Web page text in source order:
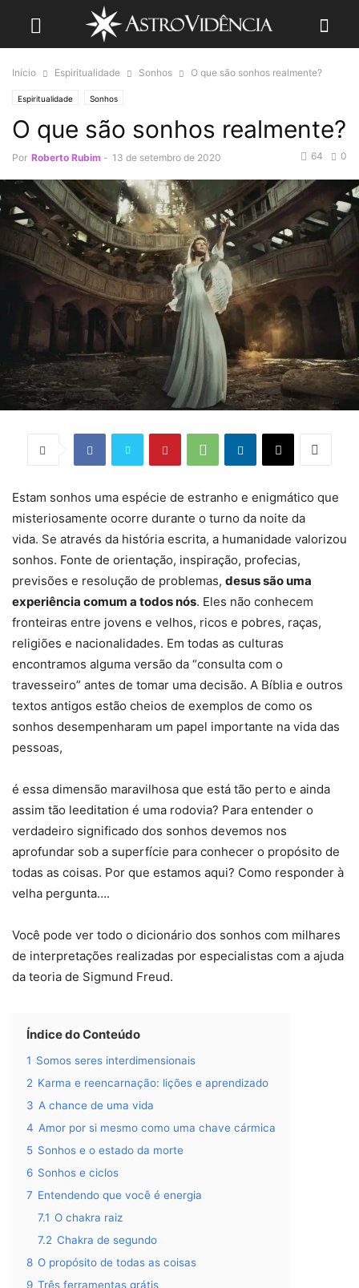
Início Espiritualidade Sonhos O que são sonhos realmente?
Espiritualidade Sonhos
O que são sonhos realmente?
Por Roberto Rubim - 13 de setembro de 2020 0
64
Estam sonhos uma espécie de estranho e enigmático que
misteriosamente ocorre durante o turno da noite da
vida. Se através da história escrita, a humanidade valorizou
sonhos. Fonte de orientação, inspiração, profecias,
previsões e resolução de problemas, desus são uma
experiência comum a todos nós. Eles não conhecem
fronteiras entre jovens e velhos, ricos e pobres, raças,
religiões e nacionalidades. Em todas as culturas
encontramos alguma versão da “consulta com o
travesseiro” antes de tomar uma decisão. A Bíblia e outros
textos antigos estão cheios de exemplos de como os
sonhos desempenharam um papel importante na vida das
pessoas,
é essa dimensão maravilhosa que está tão perto e ainda
assim tão leeditation é uma rodovia? Para entender o
verdadeiro significado dos sonhos devemos nos
aprofundar sob a superfície para conhecer o propósito de
todas as coisas. Por que estamos aqui? Como responder à
velha pergunta….
Você pode ver todo o dicionário dos sonhos com milhares
de interpretações realizadas por especialistas com a ajuda
da teoria de Sigmund Freud.
Índice do Conteúdo
1 Somos seres interdimensionais
2 Karma e reencarnação: lições e aprendizado
3 A chance de uma vida
4 Amor por si mesmo como uma chave cármica
5 Sonhos e o estado da morte
6 Sonhos e ciclos
7 Entendendo que você é energia
7.1 O chakra raiz
7.2 Chakra de segundo
8 O propósito de todas as coisas
9 Três ferramentas grátis